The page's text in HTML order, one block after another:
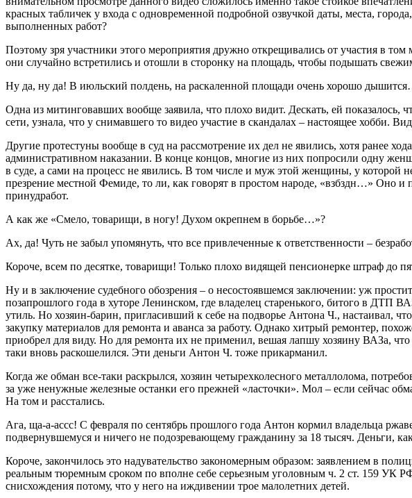
красных табличек у входа с одновременной подробной озвучкой даты, места,
выполненных работ?
Поэтому зря участники этого мероприятия дружно открещивались от участия в
они случайно встретились и отошли в сторонку на площадь, чтобы подышать
Ну да, ну да! В июльский полдень, на раскаленной площади очень хорошо
Одна из митинговавших вообще заявила, что плохо видит. Дескать, ей
сети, узнала, что у снимавшего то видео участие в скандалах – настоящее хобби.
Другие протестуны вообще в суд на рассмотрение их дел не явились, хотя ранее
административном наказании. В конце концов, многие из них попросили одну
в суде, а сами на процесс не явились. В том числе и муж этой женщины, у
презрение местной Фемиде, то ли, как говорят в простом народе, «взбздн…» Оно
принудработ.
А как же «Смело, товарищи, в ногу! Духом окрепнем в борьбе…»?
Ах, да! Чуть не забыл упомянуть, что все привлеченные к ответственности –
Короче, всем по десятке, товарищи! Только плохо видящей пенсионерке штраф до
Ну и в заключение судебного обозрения – о несостоявшемся заключении: уж
позапрошлого года в хуторе Ленинском, где владелец старенького, битого в
утиль. Но хозяин-барин, пригласивший к себе на подворье Антона Ч., настаивал,
закупку материалов для ремонта и аванса за работу. Однако хитрый ремонтер,
приобрел для виду. Но для ремонта их не применил, вешая лапшу хозяину ВАЗа,
таки вновь раскошелился. Эти деньги Антон Ч. тоже прикарманил.
Когда же обман все-таки раскрылся, хозяин четырехколесного металлолома,
за уже ненужные железные останки его прежней «ласточки». Мол – если сейчас
На том и расстались.
Ага, ща-а-ассс! С февраля по сентябрь прошлого года Антон кормил владельца
подвернувшемуся и ничего не подозревающему гражданину за 18 тысяч. Деньги,
Короче, закончилось это надувательство закономерным образом: заявлением в
реальным тюремным сроком по вполне себе серьезным уголовным ч. 2 ст. 159 УК
снисхождения потому, что у него на иждивении трое малолетних детей.